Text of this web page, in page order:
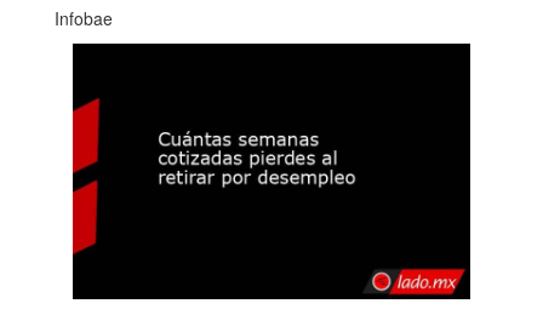
Infobae